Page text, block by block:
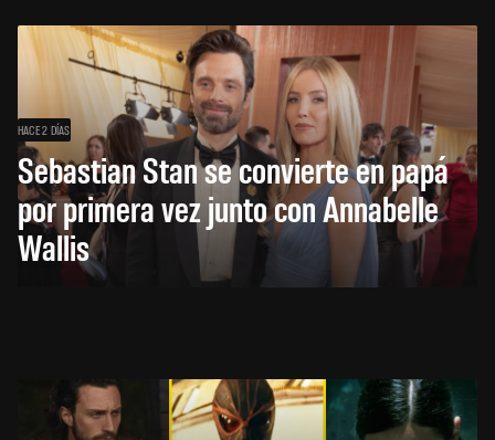
HACE 2 DÍAS
Sebastian Stan se convierte en papá
por primera vez junto con Annabelle
Wallis